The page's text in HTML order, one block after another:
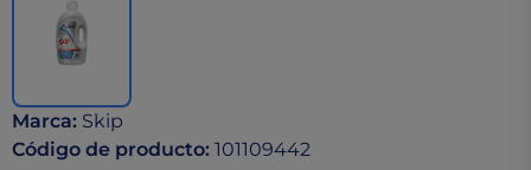
Marca: Skip
Código de producto: 101109442